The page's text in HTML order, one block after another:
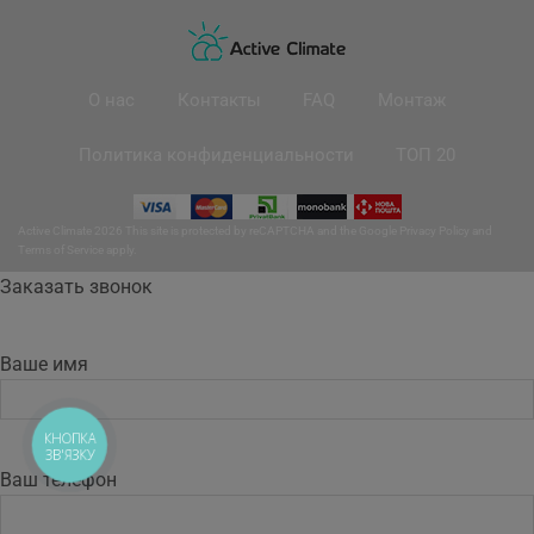
Заказать звонок
Ваше имя
Ваш телефон
КНОПКА
ЗВ'ЯЗКУ